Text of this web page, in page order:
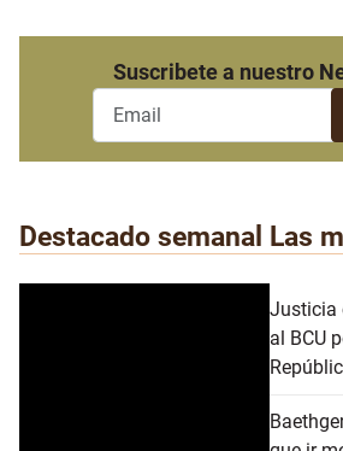
Suscribete a nuestro
Destacado semanal Las
Justicia
al BCU